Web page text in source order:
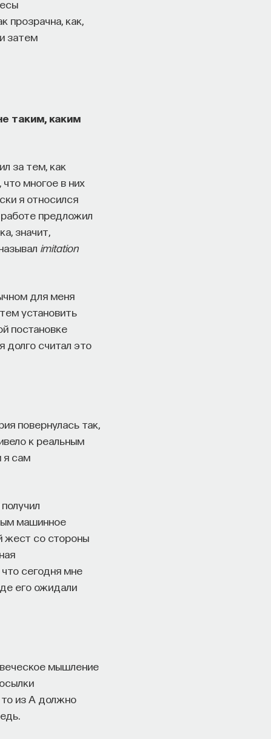
прозрачна, как,
затем
таким, каким
за тем, как
многое в них
я относился
предложил
значит,
imitation
для меня
установить
постановке
долго считал это
повернулась так,
к реальным
я сам
получил
машинное
жест со стороны
сегодня мне
его ожидали
мышление
то из А должно